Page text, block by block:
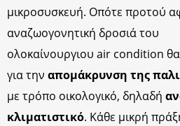
μικροσυσκευή. Οπότε προτού
αναζωογονητική δροσιά του
ολοκαίνουργιου air condition
για την απομάκρυνση της
με τρόπο οικολογικό, δηλαδή
κλιματιστικό. Κάθε μικρή